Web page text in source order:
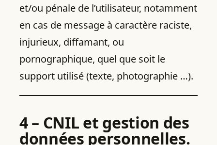
et/ou pénale de l’utilisateur, notamment
en cas de message à caractère raciste,
injurieux, diffamant, ou
pornographique, quel que soit le
support utilisé (texte, photographie …).
4 – CNIL et gestion des
données personnelles.